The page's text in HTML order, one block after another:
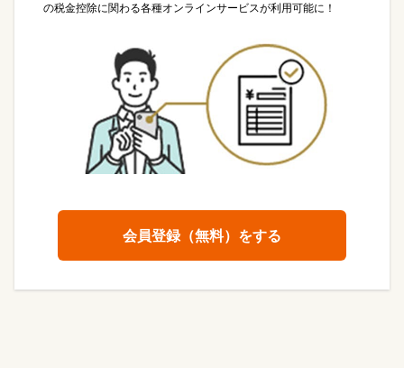
の税金控除に関わる各種オンラインサービスが利用可能に！
会員登録（無料）をする